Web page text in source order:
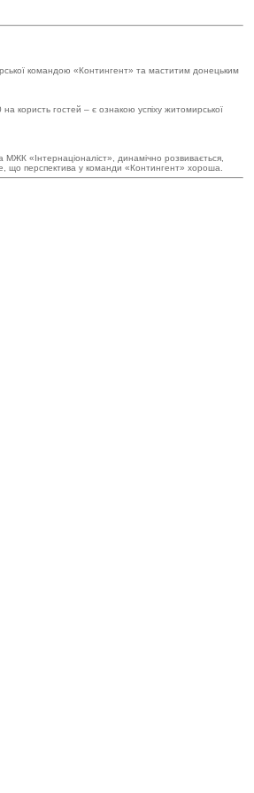
командою «Контингент» та маститим донецьким
користь гостей – є ознакою успіху житомирської
«Інтернаціоналіст», динамічно розвивається,
що перспектива у команди «Контингент» хороша.